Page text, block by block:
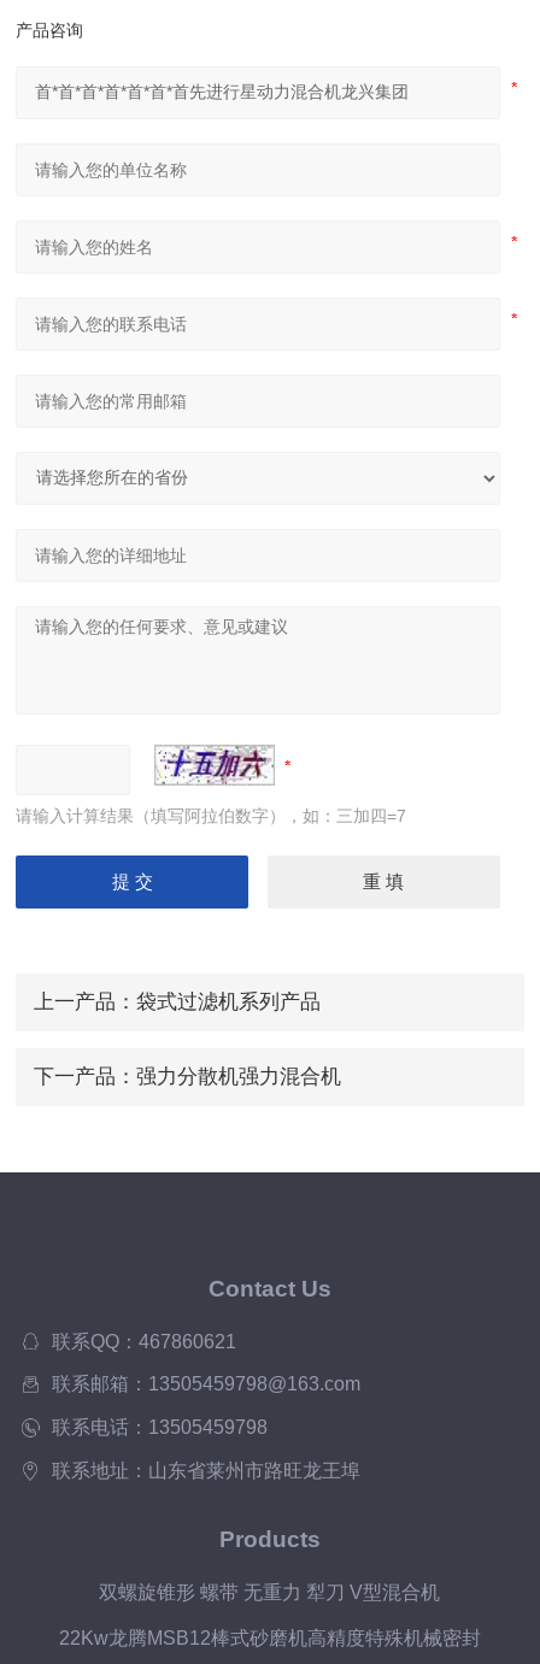
产品咨询
请输入计算结果（填写阿拉伯数字），如：三加四=7
上一产品： 袋式过滤机系列产品
下一产品： 强力分散机强力混合机
Contact Us
联系QQ：467860621
联系邮箱：13505459798@163.com
联系电话：13505459798
联系地址：山东省莱州市路旺龙王埠
Products
双螺旋锥形 螺带 无重力 犁刀 V型混合机
22Kw龙腾MSB12棒式砂磨机高精度特殊机械密封